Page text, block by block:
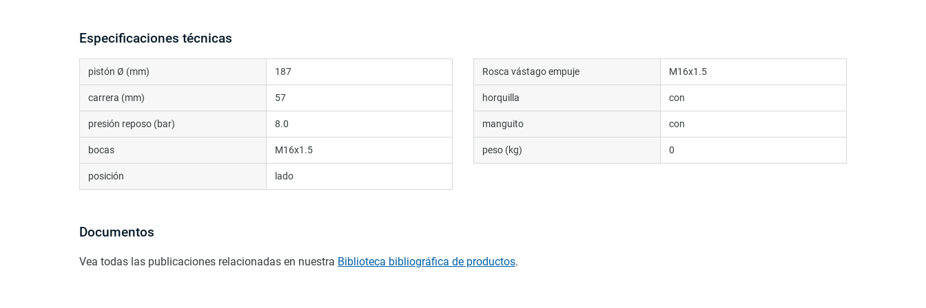
Especificaciones técnicas
pistón Ø (mm) 187
carrera (mm) 57
presión reposo (bar) 8.0
bocas M16x1.5
posición lado
Rosca vástago empuje M16x1.5
horquilla con
manguito con
peso (kg) 0
Documentos
Vea todas las publicaciones relacionadas en nuestra Biblioteca bibliográfica de productos.